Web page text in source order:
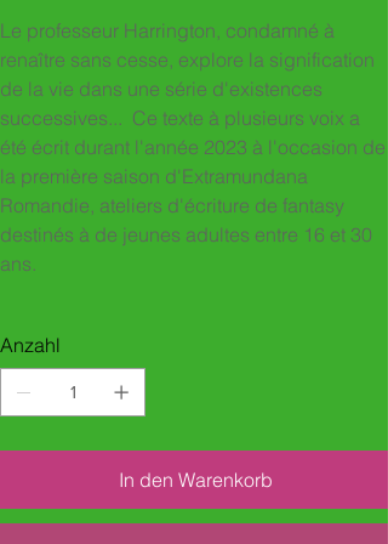
Le professeur Harrington, condamné à
renaître sans cesse, explore la signification
de la vie dans une série d'existences
successives... ​ Ce texte à plusieurs voix a
été écrit durant l'année 2023 à l'occasion de
la première saison d'Extramundana
Romandie, ateliers d'écriture de fantasy
destinés à de jeunes adultes entre 16 et 30
ans.
Anzahl
In den Warenkorb